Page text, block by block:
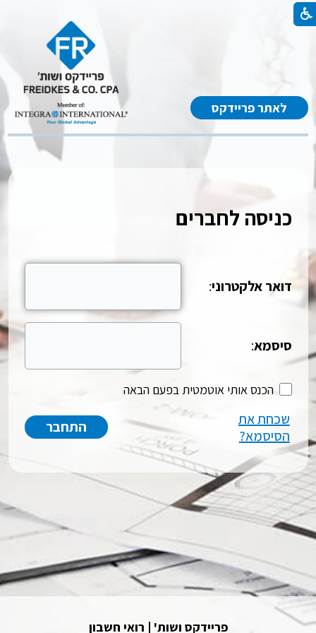
לאתר פריידקס
כניסה לחברים
דואר אלקטרוני:
סיסמא:
הכנס אותי אוטמטית בפעם הבאה
שכחת את
הסיסמא?
פריידקס ושות' | רואי חשבון